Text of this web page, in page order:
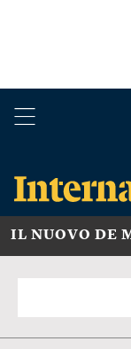
IL NUOVO DE